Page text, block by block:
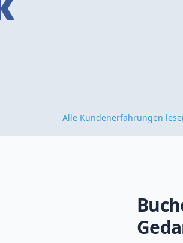
Alle Kundenerfahrungen